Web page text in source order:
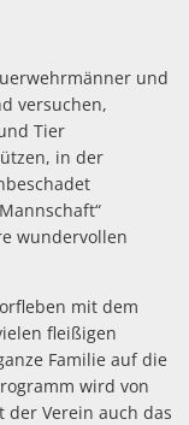
und
versuchen,
Tier
in der
wundervollen
mit dem
fleißigen
Familie auf die
wird von
der Verein auch das